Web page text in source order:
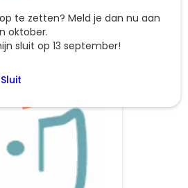
te zetten? Meld je dan nu aan
oktober.
sluit op 13 september!
Sluit